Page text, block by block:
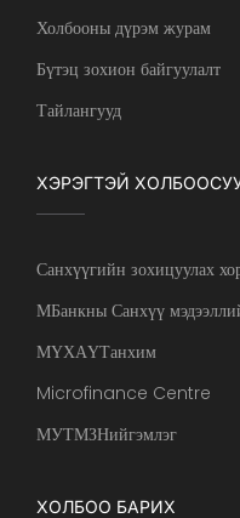
Холбооны дүрэм журам
Бүтэц зохион байгуулалт
Тайлангууд
ХЭРЭГТЭЙ
Санхүүгийн зохицуулах
МБанкны Санхүү
МҮХАҮТанхим
Microfinance Centre
МУТМЗНийгэмлэг
ХОЛБОО БАРИХ